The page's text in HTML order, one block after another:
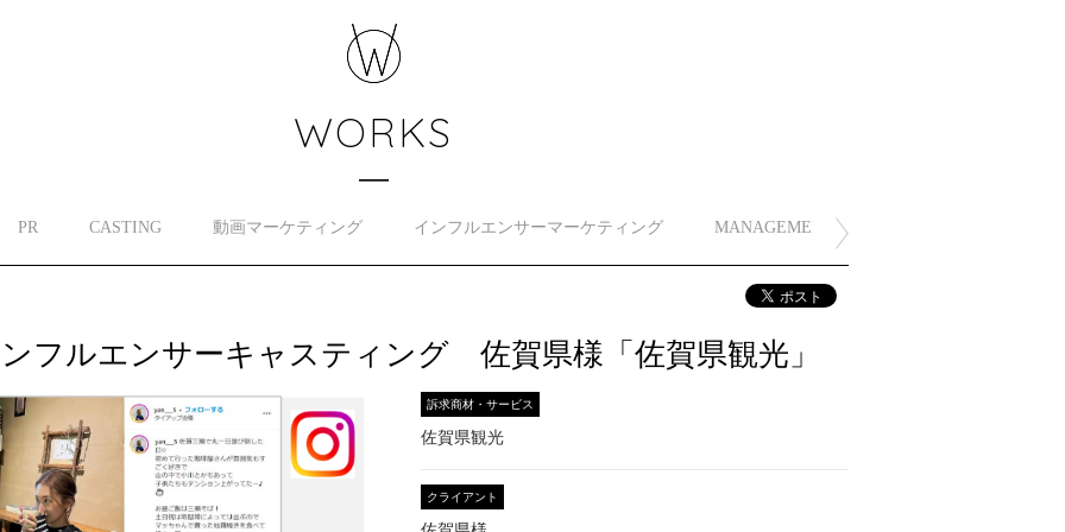
WORKS
PR CASTING 動画マーケティング インフルエンサーマーケティング MANAGEMENT
フルエンサーキャスティング 佐賀県様「佐賀県観光」
訴求商材・サービス
佐賀県観光
クライアント